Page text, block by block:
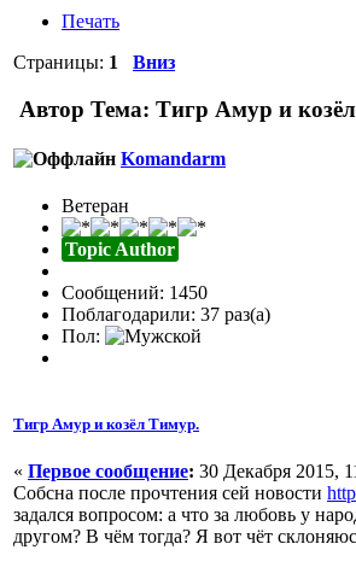
Печать
Страницы: 1 Вниз
Автор Тема: Тигр Амур и
Komandarm
Ветеран
Topic Author
Сообщений: 1450
Поблагодарили: 37 раз(а)
Пол:
Тигр Амур и козёл Тимур.
« Первое сообщение: 30 Декабря 2015,
Собсна после прочтения сей новости
задался вопросом: а что за любовь у
другом? В чём тогда? Я вот чёт